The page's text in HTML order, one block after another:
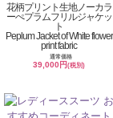
花柄プリント生地ノーカラ
ーぺプラムフリルジャケッ
ト
Peplum Jacket of White flower
print fabric
通常価格
39,000円(税別)